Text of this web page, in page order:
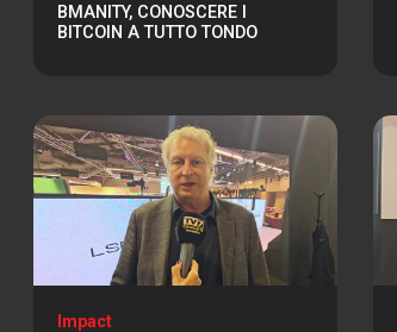
BMANITY, CONOSCERE I
BITCOIN A TUTTO TONDO
Impact